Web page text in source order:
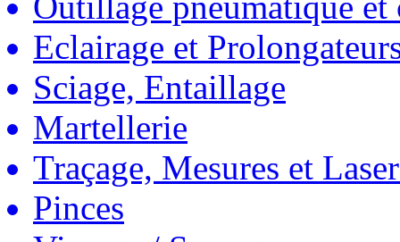
Eclairage et
Sciage, Entaillage
Martellerie
Traçage, Mesures et
Pinces